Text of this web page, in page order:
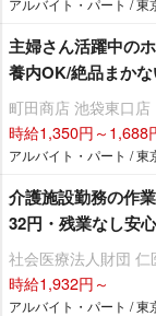
主婦さん活躍中の
養内OK/絶品まか
町田商店 池袋東口店
時給1,350円～1,688
アルバイト・パート / 東
介護施設勤務の作
32円・残業なし安
社会医療法人財団 仁
時給1,932円～
アルバイト・パート / 東